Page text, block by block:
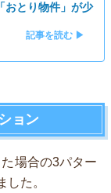
おとり物件」が少
記事を読む ▶
ョン
場合の3パター
た。